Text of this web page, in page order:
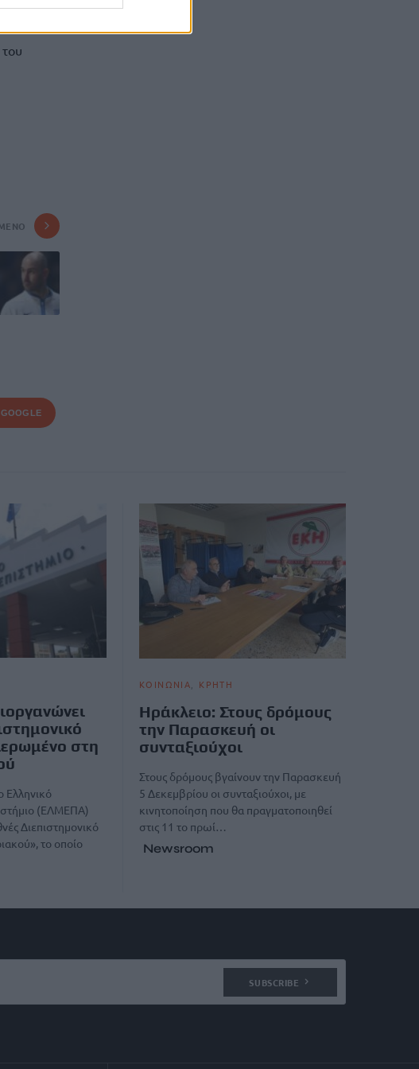
στη
Ελληνικό
(ΕΛΜΕΠΑ)
Διεπιστημονικό
το οποίο
ΚΟΙΝΩΝΙΑ ΚΡΗΤΗ
Ηράκλειο: Στους δρόμους
την Παρασκευή οι
συνταξιούχοι
Στους δρόμους βγαίνουν την Παρασκευή
5 Δεκεμβρίου οι συνταξιούχοι, με
κινητοποίηση που θα πραγματοποιηθεί
στις 11 το πρωί…
Newsroom
SUBSCRIBE